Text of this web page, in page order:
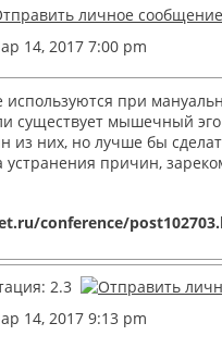
14, 2017 7:00 pm
используются при
существует мышечный
них, но лучше бы
устранения причин,
conference/
14, 2017 9:13 pm